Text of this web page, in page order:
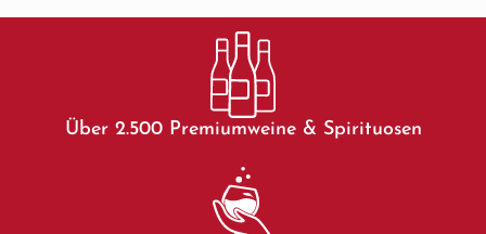
Über 2.500 Premiumweine & Spirituosen